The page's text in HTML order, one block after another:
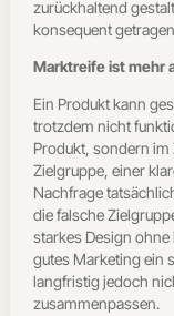
zurückhaltend
konsequent
Marktreife ist mehr
Ein Produkt kann
trotzdem nicht
Produkt, sondern
Zielgruppe, einer
Nachfrage
die falsche
starkes Design
gutes Marketing ein
langfristig jedoch
zusammenpassen.